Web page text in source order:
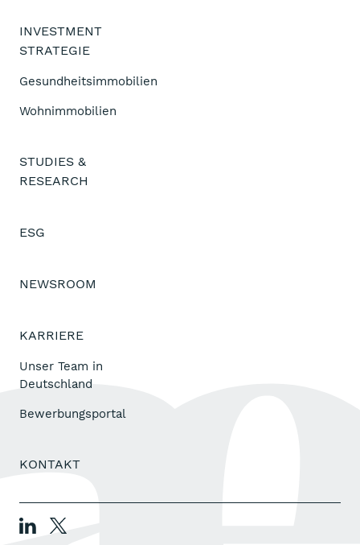
INVESTMENT
STRATEGIE
Gesundheitsimmobilien
Wohnimmobilien
STUDIES &
RESEARCH
ESG
NEWSROOM
KARRIERE
Unser Team in
Deutschland
Bewerbungsportal
KONTAKT